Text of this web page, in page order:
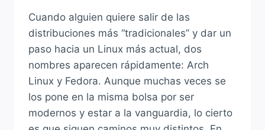
Cuando alguien quiere salir de las
distribuciones más “tradicionales” y dar un
paso hacia un Linux más actual, dos
nombres aparecen rápidamente: Arch
Linux y Fedora. Aunque muchas veces se
los pone en la misma bolsa por ser
modernos y estar a la vanguardia, lo cierto